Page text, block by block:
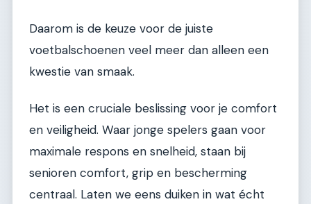
Daarom is de keuze voor de juiste
voetbalschoenen veel meer dan alleen een
kwestie van smaak.
Het is een cruciale beslissing voor je comfort
en veiligheid. Waar jonge spelers gaan voor
maximale respons en snelheid, staan bij
senioren comfort, grip en bescherming
centraal. Laten we eens duiken in wat écht